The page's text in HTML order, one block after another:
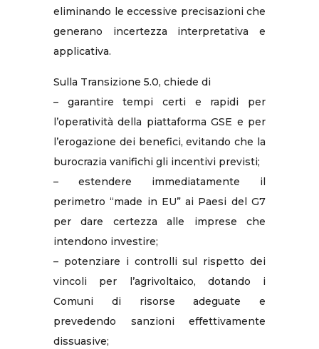
eliminando le eccessive precisazioni che
generano incertezza interpretativa e
applicativa.
Sulla Transizione 5.0, chiede di
– garantire tempi certi e rapidi per
l’operatività della piattaforma GSE e per
l’erogazione dei benefici, evitando che la
burocrazia vanifichi gli incentivi previsti;
– estendere immediatamente il
perimetro “made in EU” ai Paesi del G7
per dare certezza alle imprese che
intendono investire;
– potenziare i controlli sul rispetto dei
vincoli per l’agrivoltaico, dotando i
Comuni di risorse adeguate e
prevedendo sanzioni effettivamente
dissuasive;